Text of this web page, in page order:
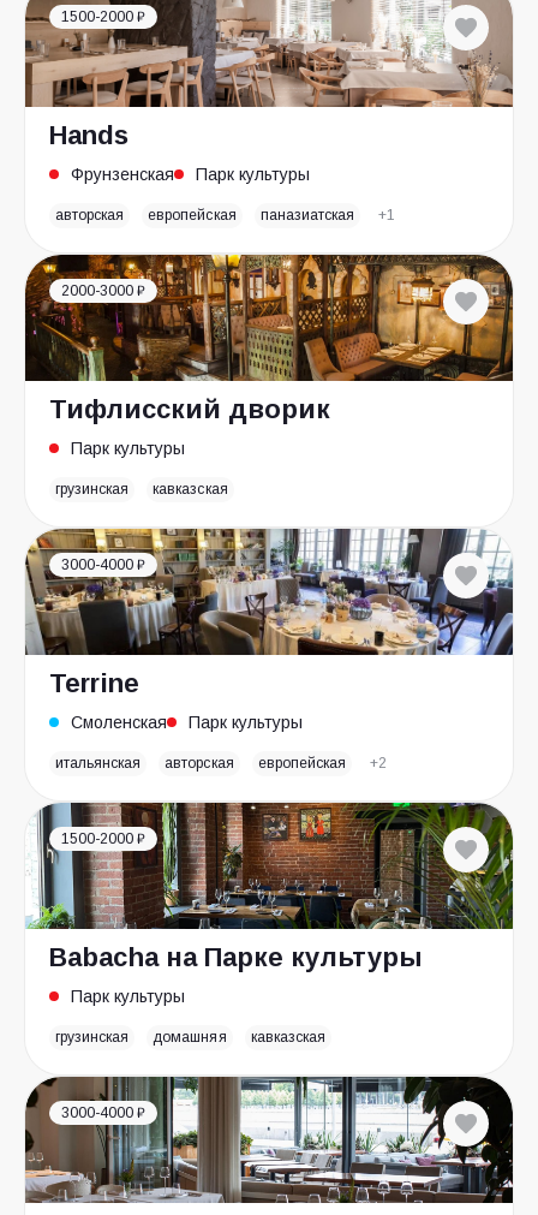
1500-2000 ₽
Hands
Фрунзенская Парк культуры
авторская европейская паназиатская +1
2000-3000 ₽
Тифлисский дворик
Парк культуры
грузинская кавказская
3000-4000 ₽
Terrine
Смоленская Парк культуры
итальянская авторская европейская +2
1500-2000 ₽
Babacha на Парке культуры
Парк культуры
грузинская домашняя кавказская
3000-4000 ₽